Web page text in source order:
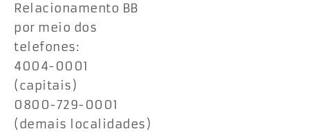
Relacionamento BB
por meio dos
telefones:
4004-0001
(capitais)
0800-729-0001
(demais localidades)